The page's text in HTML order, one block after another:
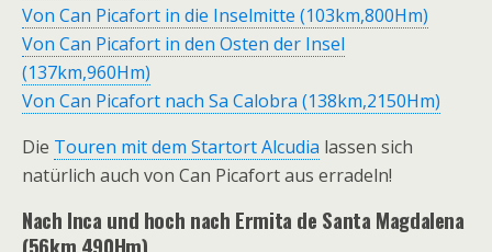
Von Can Picafort in die Inselmitte (103km,800Hm)
Von Can Picafort in den Osten der Insel
(137km,960Hm)
Von Can Picafort nach Sa Calobra (138km,2150Hm)
Die Touren mit dem Startort Alcudia lassen sich
natürlich auch von Can Picafort aus erradeln!
Nach Inca und hoch nach Ermita de Santa Magdalena
(56km,490Hm)